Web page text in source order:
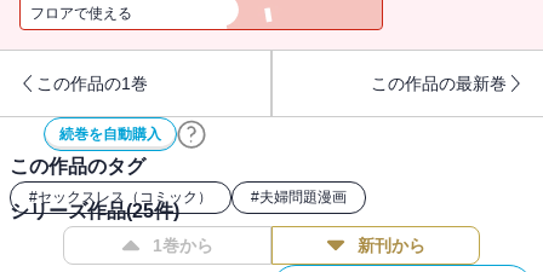
の求人で、ちはるはさまざまなセラピストの男性と交流していき
フロアで使える
この作品の1巻 この作品の最新巻
続巻を自動購入
この作品のタグ
#セックスレス（コミック） #夫婦問題漫画
シリーズ作品(25件)
1巻から 新刊から